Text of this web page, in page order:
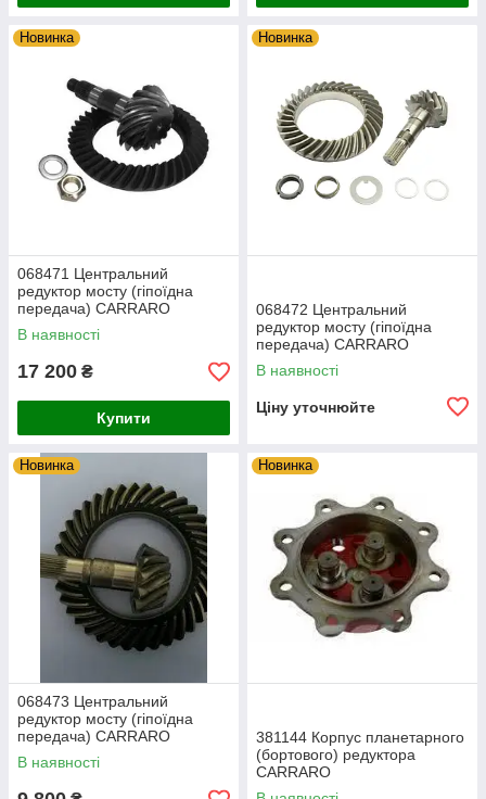
Новинка
068471 Центральний
редуктор мосту (гіпоїдна
передача) CARRARO
В наявності
17 200 ₴
Купити
Новинка
068472 Центральний
редуктор мосту (гіпоїдна
передача) CARRARO
В наявності
Ціну уточнюйте
Новинка
068473 Центральний
редуктор мосту (гіпоїдна
передача) CARRARO
В наявності
Новинка
381144 Корпус планетарного
(бортового) редуктора
CARRARO